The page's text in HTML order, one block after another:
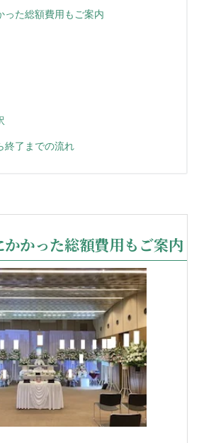
った総額費用もご案内
終了までの流れ
かった総額費用もご案内